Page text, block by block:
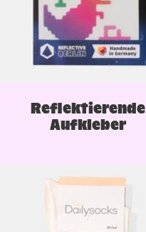
Reflektierende
Aufkleber